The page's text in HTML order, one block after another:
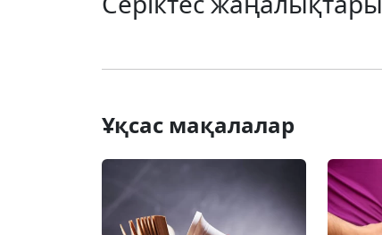
Ұқсас мақалалар